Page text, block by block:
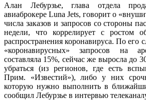
Алан Лебурзье, глава отдела
авиаброкере Luna Jets, говорит о
числа заказов и запросов со стороны
недели, что коррелирует с ростом
распространения коронавируса. По его
«коронавирусных» запросов на
составляла 15%, сейчас же выросла до
убраться (из регионов, где есть
Прим. «Известий»), либо у них
которую нужно выполнить в
сообщил Лебурзье в интервью